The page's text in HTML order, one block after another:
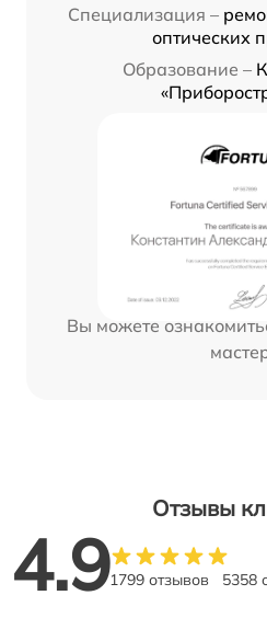
Специализация –
оптических
Образование –
Вы можете
Отзывы
4.91799 отзывов 5358